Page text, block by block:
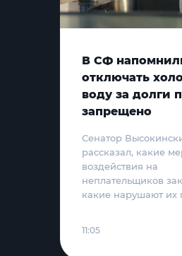
В СФ
отключать
воду за долги
запрещено
Сенатор
рассказал, какие
воздействия на
неплательщиков
какие нарушают их
11:05